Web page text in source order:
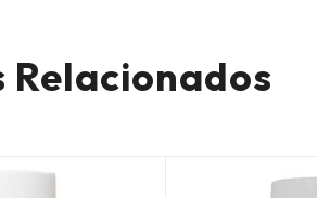
Relacionados